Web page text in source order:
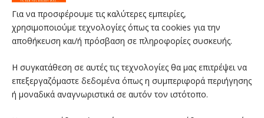
Για να προσφέρουμε τις καλύτερες εμπειρίες,
χρησιμοποιούμε τεχνολογίες όπως τα cookies για την
αποθήκευση και/ή πρόσβαση σε πληροφορίες συσκευής.
Η συγκατάθεση σε αυτές τις τεχνολογίες θα μας επιτρέψει να
επεξεργαζόμαστε δεδομένα όπως η συμπεριφορά περιήγησης
ή μοναδικά αναγνωριστικά σε αυτόν τον ιστότοπο.